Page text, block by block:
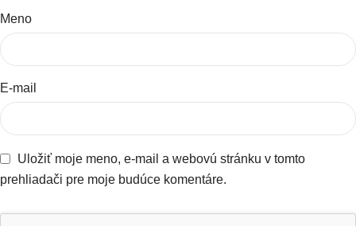
Meno
E-mail
Uložiť moje meno, e-mail a webovú stránku v tomto
prehliadači pre moje budúce komentáre.